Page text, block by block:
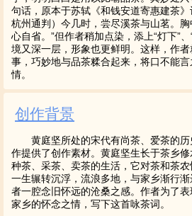
句话，原本于苏轼《和钱安道寄惠建茶
杭州通判）今几时，尝尽溪茶与山茗。
心自省。”但作者稍加点染，添上“灯下”
境又深一层，形象也更鲜明。这样，作
事，巧妙地与品茶糅合起来，将口不能
情。
创作背景
黄庭坚所处的宋代有尚茶、爱茶的历
作提供了创作素材。黄庭坚生长于茶乡
种茶、采茶、卖茶的生活，它对茶和茶
一生辗转沉浮，流浪多地，与家乡渐行
者一腔念旧怀远的沧桑之感。作者为了
家乡的怀念之情，写下这首咏茶词。